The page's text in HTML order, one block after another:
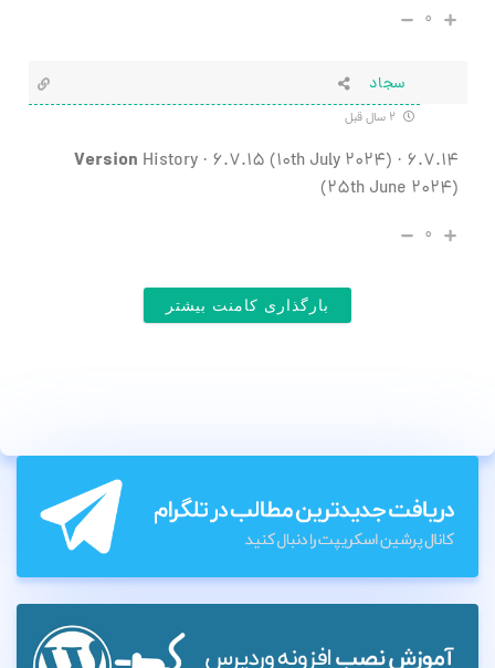
۰
سجاد
Version History · 6.7.15 (10th July 2024) · 6.7.14
(25th June 2024)
۰
بارگذاری کامنت بیشتر